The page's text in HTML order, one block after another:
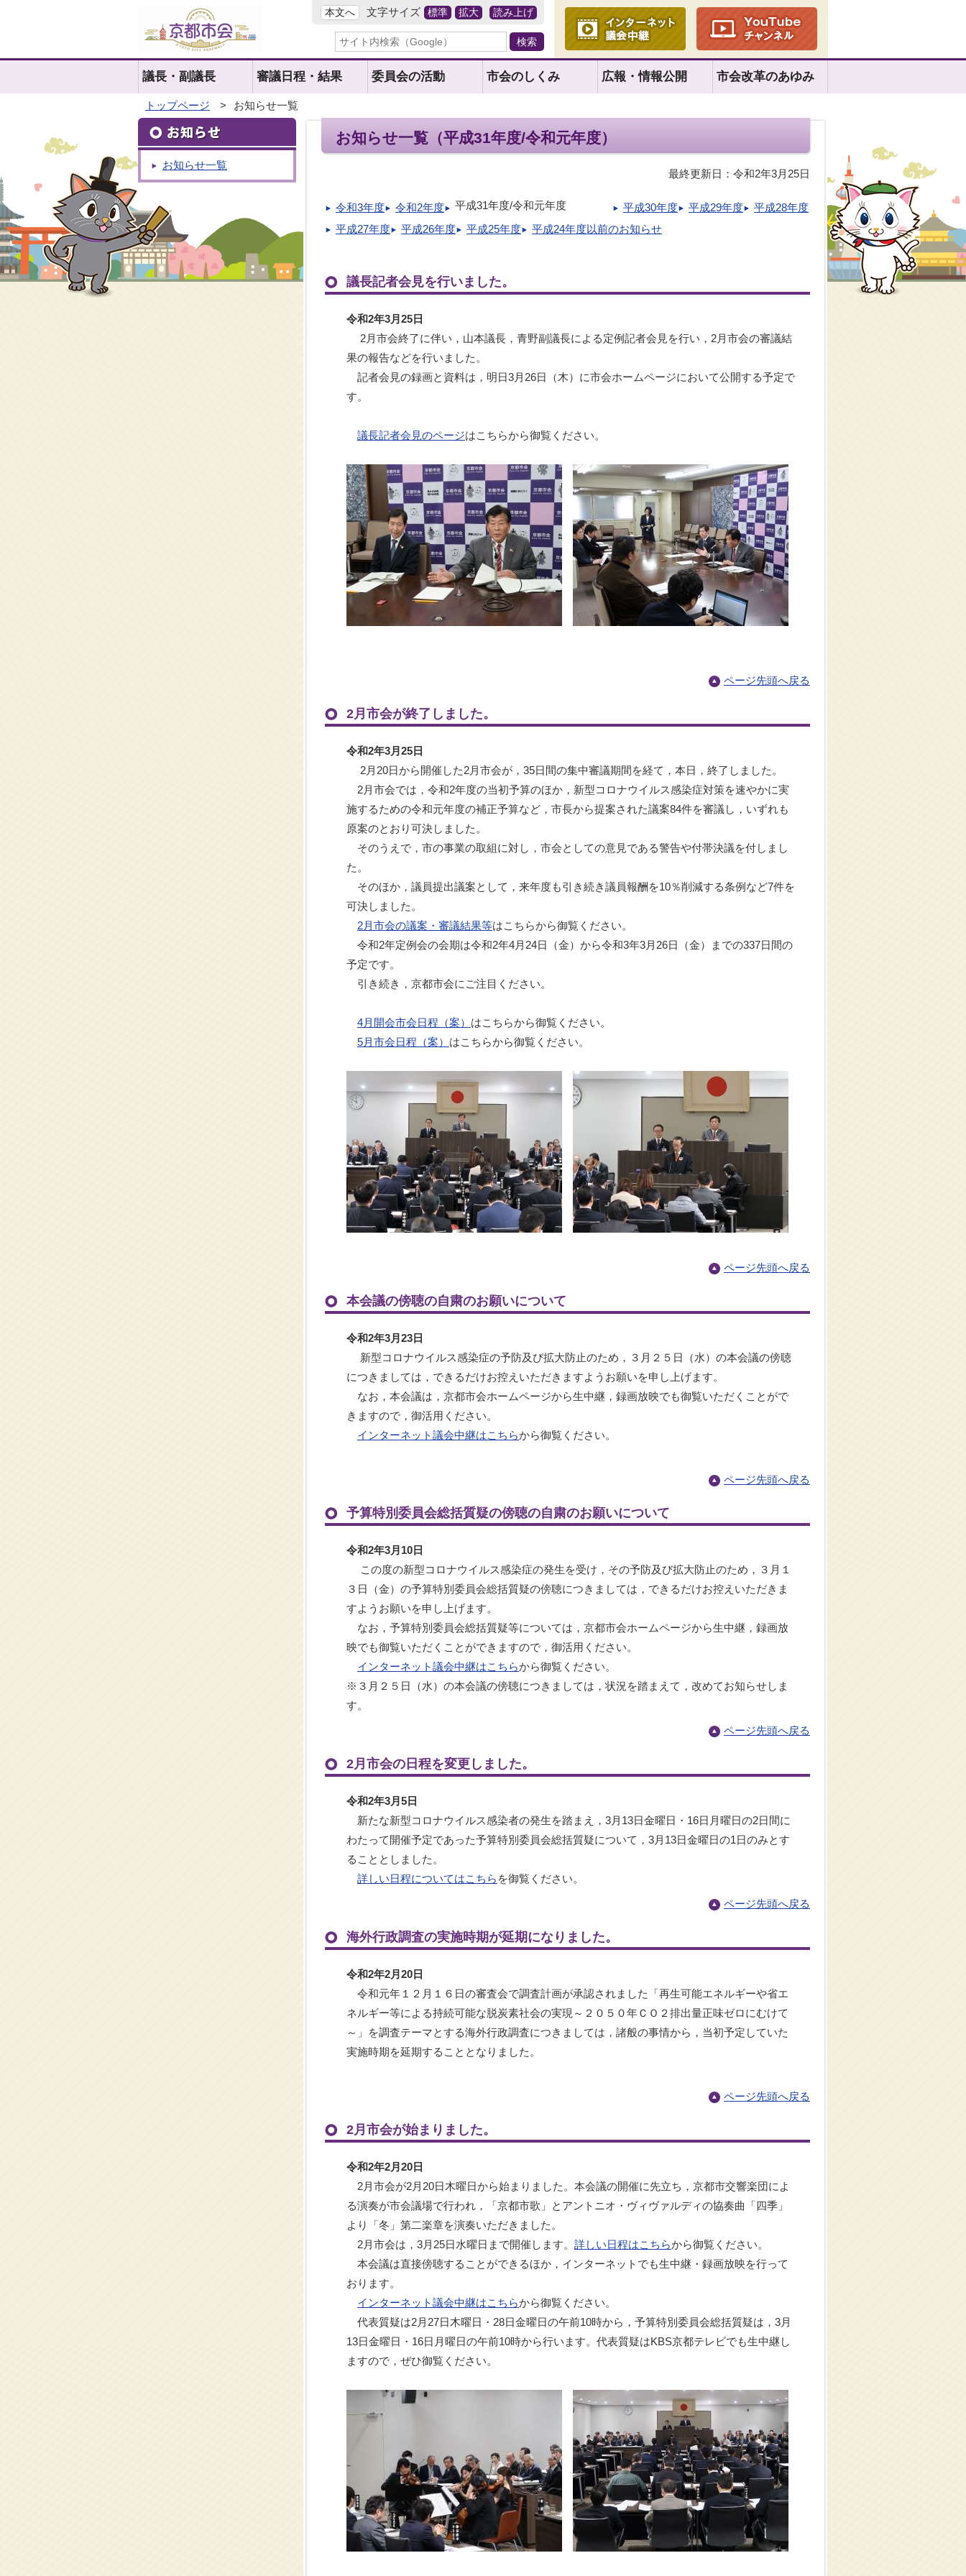
本文へ 文字サイズ 標準 拡大 読み上げ
議長・副議長 審議日程・結果 委員会の活動 市会のしくみ 広報・情報公開 市会改革のあゆみ
トップページ > お知らせ一覧
お知らせ一覧
お知らせ一覧（平成31年度/令和元年度）
最終更新日：令和2年3月25日
令和3年度 令和2年度 平成31年度/令和元年度 平成30年度 平成29年度
平成28年度
平成27年度
平成26年度 平成25年度 平成24年度以前のお知らせ
議長記者会見を行いました。
令和2年3月25日
2月市会終了に伴い，山本議長，青野副議長による定例記者会見を行い，2月市会の審議結
果の報告などを行いました。
記者会見の録画と資料は，明日3月26日（木）に市会ホームページにおいて公開する予定で
す。
議長記者会見のページはこちらから御覧ください。
ページ先頭へ戻る
2月市会が終了しました。
令和2年3月25日
2月20日から開催した2月市会が，35日間の集中審議期間を経て，本日，終了しました。
2月市会では，令和2年度の当初予算のほか，新型コロナウイルス感染症対策を速やかに実
施するための令和元年度の補正予算など，市長から提案された議案84件を審議し，いずれも
原案のとおり可決しました。
そのうえで，市の事業の取組に対し，市会としての意見である警告や付帯決議を付しまし
た。
そのほか，議員提出議案として，来年度も引き続き議員報酬を10％削減する条例など7件を
可決しました。
2月市会の議案・審議結果等はこちらから御覧ください。
令和2年定例会の会期は令和2年4月24日（金）から令和3年3月26日（金）までの337日間の
予定です。
引き続き，京都市会にご注目ください。
4月開会市会日程（案） はこちらから御覧ください。
5月市会日程（案） はこちらから御覧ください。
ページ先頭へ戻る
本会議の傍聴の自粛のお願いについて
令和2年3月23日
新型コロナウイルス感染症の予防及び拡大防止のため，３月２５日（水）の本会議の傍聴
につきましては，できるだけお控えいただきますようお願いを申し上げます。
なお，本会議は，京都市会ホームページから生中継，録画放映でも御覧いただくことがで
きますので，御活用ください。
インターネット議会中継はこちらから御覧ください。
ページ先頭へ戻る
予算特別委員会総括質疑の傍聴の自粛のお願いについて
令和2年3月10日
この度の新型コロナウイルス感染症の発生を受け，その予防及び拡大防止のため，３月１
３日（金）の予算特別委員会総括質疑の傍聴につきましては，できるだけお控えいただきま
すようお願いを申し上げます。
なお，予算特別委員会総括質疑等については，京都市会ホームページから生中継，録画放
映でも御覧いただくことができますので，御活用ください。
インターネット議会中継はこちらから御覧ください。
※３月２５日（水）の本会議の傍聴につきましては，状況を踏まえて，改めてお知らせしま
す。
ページ先頭へ戻る
2月市会の日程を変更しました。
令和2年3月5日
新たな新型コロナウイルス感染者の発生を踏まえ，3月13日金曜日・16日月曜日の2日間に
わたって開催予定であった予算特別委員会総括質疑について，3月13日金曜日の1日のみとす
ることとしました。
詳しい日程についてはこちら を御覧ください。
ページ先頭へ戻る
海外行政調査の実施時期が延期になりました。
令和2年2月20日
令和元年１２月１６日の審査会で調査計画が承認されました「再生可能エネルギーや省エ
ネルギー等による持続可能な脱炭素社会の実現～２０５０年ＣＯ２排出量正味ゼロにむけて
～」を調査テーマとする海外行政調査につきましては，諸般の事情から，当初予定していた
実施時期を延期することとなりました。
ページ先頭へ戻る
2月市会が始まりました。
令和2年2月20日
2月市会が2月20日木曜日から始まりました。本会議の開催に先立ち，京都市交響楽団によ
る演奏が市会議場で行われ，「京都市歌」とアントニオ・ヴィヴァルディの協奏曲「四季」
より「冬」第二楽章を演奏いただきました。
2月市会は，3月25日水曜日まで開催します。 詳しい日程はこちらから御覧ください。
本会議は直接傍聴することができるほか，インターネットでも生中継・録画放映を行って
おります。
インターネット議会中継はこちらから御覧ください。
代表質疑は2月27日木曜日・28日金曜日の午前10時から，予算特別委員会総括質疑は，3月
13日金曜日・16日月曜日の午前10時から行います。代表質疑はKBS京都テレビでも生中継し
ますので，ぜひ御覧ください。